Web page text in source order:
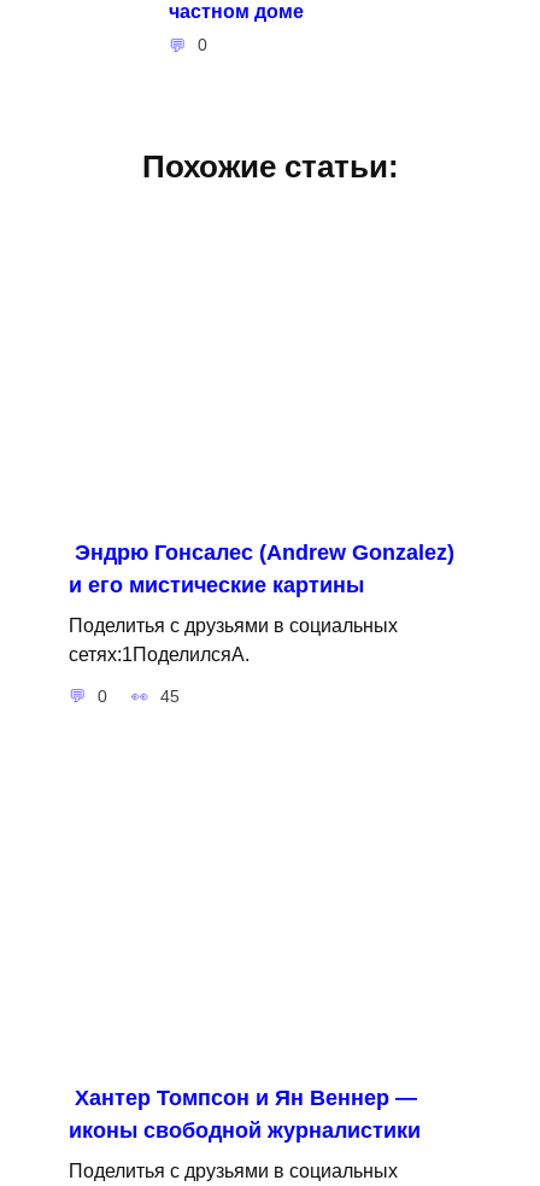
частном доме
0
Похожие статьи:
Эндрю Гонсалес (Andrew Gonzalez)
и его мистические картины
Поделитья с друзьями в социальных
сетях:1ПоделилсяA.
0 45
Хантер Томпсон и Ян Веннер —
иконы свободной журналистики
Поделитья с друзьями в социальных